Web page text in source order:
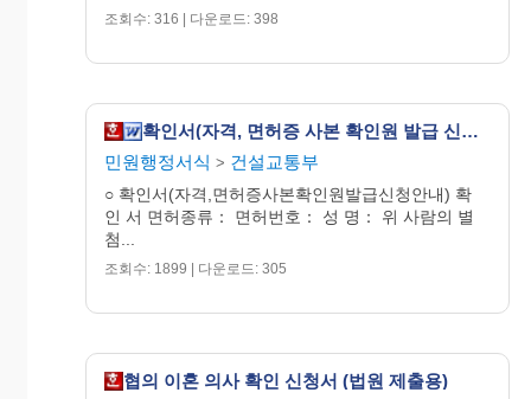
조회수: 316 | 다운로드: 398
확인서(자격, 면허증 사본 확인원 발급 신청 안내)
민원행정서식 > 건설교통부
○ 확인서(자격,면허증사본확인원발급신청안내) 확
인 서 면허종류： 면허번호： 성 명： 위 사람의 별
첨...
조회수: 1899 | 다운로드: 305
협의 이혼 의사 확인 신청서 (법원 제출용)